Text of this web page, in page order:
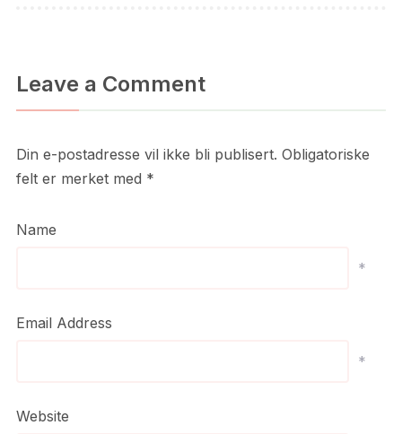
Leave a Comment
Din e-postadresse vil ikke bli publisert. Obligatoriske
felt er merket med *
Name
*
Email Address
*
Website